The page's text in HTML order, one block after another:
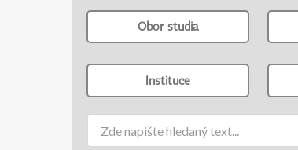
Obor studia
Instituce